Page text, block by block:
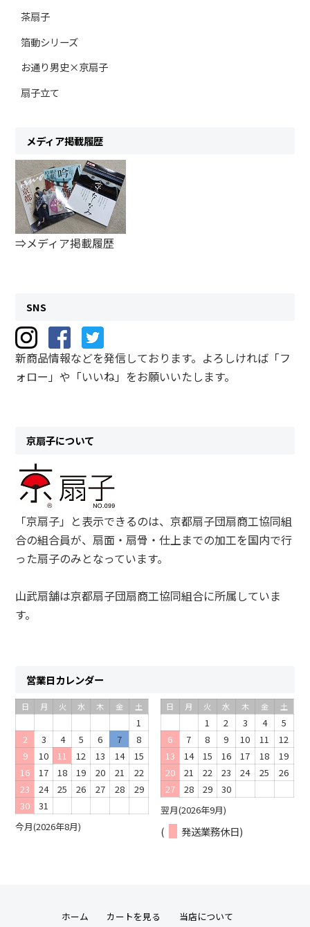
茶扇子
箔動シリーズ
お通り男史×京扇子
扇子立て
メディア掲載履歴
⇒メディア掲載履歴
SNS
新商品情報などを発信しております。よろしければ「フ
ォロー」や「いいね」をお願いいたします。
京扇子について
「京扇子」と表示できるのは、京都扇子団扇商工協同組
合の組合員が、扇面・扇骨・仕上までの加工を国内で行
った扇子のみとなっています。
山武扇舗は京都扇子団扇商工協同組合に所属していま
す。
営業日カレンダー
今月(2026年8月)
日 月 火 水 木 金 土
1
2
3 4 5 6 7
8
9
10 11 12 13 14
15
16
17 18 19 20 21
22
23
24 25 26 27 28
29
30
31 翌月(2026年9月)
日 月 火 水 木 金 土
1 2 3 4
5
6
7 8 9 10 11
12
13
14 15 16 17 18
19
20
21 22 23 24 25
26
27
28 29 30
( 発送業務休日)
ホーム カートを見る
当店について